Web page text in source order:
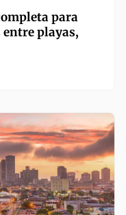
para
entre playas,